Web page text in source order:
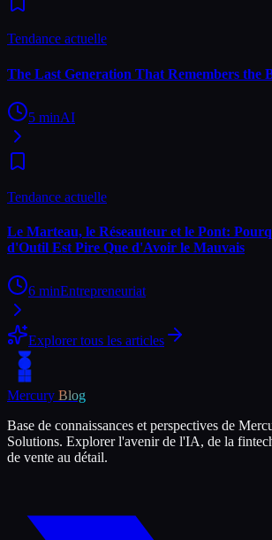
Tendance actuelle
The Last Generation That Remembers the
5 minAI
Tendance actuelle
Le Marteau, le Réseauteur et le Pont:
d'Outil Est Pire Que d'Avoir le Mauvais
6 minEntrepreneuriat
Explorer tous les articles
Mercury Blog
Base de connaissances et perspectives de
Solutions. Explorer l'avenir de l'IA, de la
de vente au détail.